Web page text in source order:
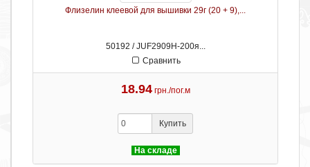
Флизелин клеевой для вышивки 29г (20 + 9),...
50192 / JUF2909H-200я...
Сравнить
18.94 грн./пог.м
Купить
На складе